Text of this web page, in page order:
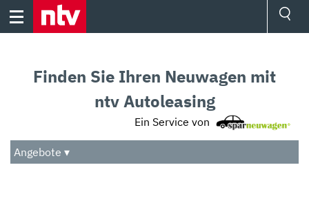
Skip
Audio
Das Beste
Finden Sie Ihren Neuwagen mit
ntv Autoleasing
Ein Service von
Angebote ▾